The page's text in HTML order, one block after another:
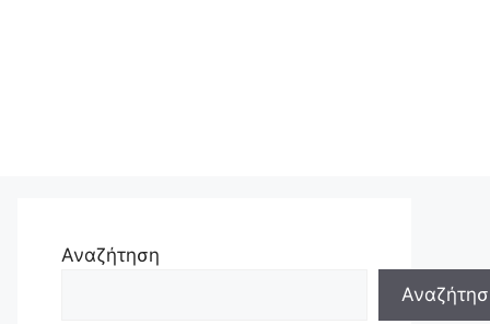
Αναζήτηση